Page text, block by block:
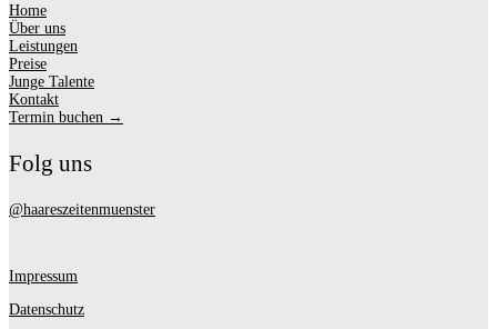
Home
Über uns
Leistungen
Preise
Junge Talente
Kontakt
Termin buchen →
Folg uns
@haareszeitenmuenster
Impressum
Datenschutz